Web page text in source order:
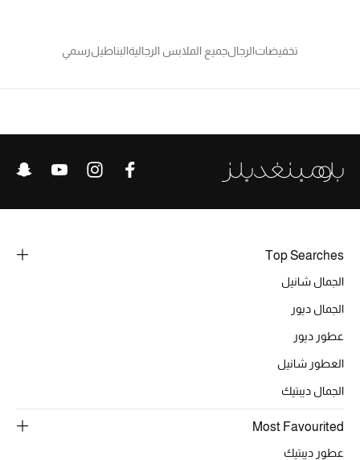
الرجال
الجمال
مستلزمات المنزل
جديد لدينا
تخفيضاتالرجالجميع الملابس الرجاليةالبناطيلرسمي
Top Searches
الجمال شانيل
الجمال ديور
عطور ديور
العطور شانيل
الجمال ديبتيك
Most Favourited
عطور ديبتيك